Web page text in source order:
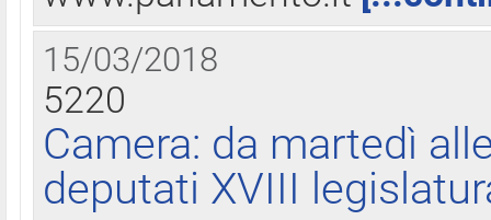
15/03/2018
5220
Camera: da martedì
deputati XVIII